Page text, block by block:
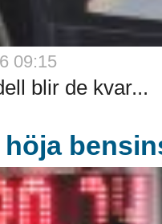
09:15
blir de kvar...